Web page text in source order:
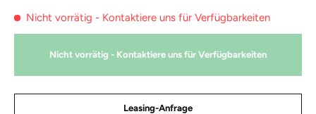
Nicht vorrätig - Kontaktiere uns für Verfügbarkeiten
Nicht vorrätig - Kontaktiere uns für Verfügbarkeiten
Leasing-Anfrage